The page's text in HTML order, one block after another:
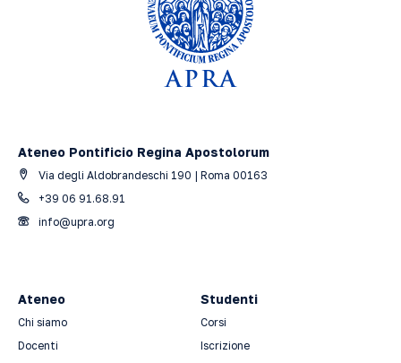
Ateneo Pontificio Regina Apostolorum
Via degli Aldobrandeschi 190 | Roma 00163
+39 06 91.68.91
info@upra.org
Ateneo
Chi siamo
Docenti
Studenti
Corsi
Iscrizione